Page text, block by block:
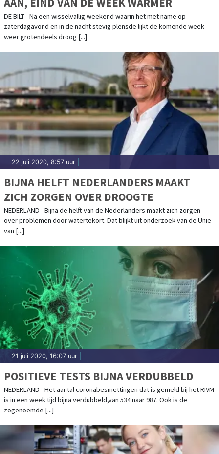
DE BILT - Na een wisselvallig weekend waarin het met name op
zaterdagavond en in de nacht stevig plensde lijkt de komende week
weer grotendeels droog [...]
22 juli 2020, 8:57 uur
BIJNA HELFT NEDERLANDERS MAAKT
ZICH ZORGEN OVER DROOGTE
NEDERLAND - Bijna de helft van de Nederlanders maakt zich zorgen
over problemen door watertekort. Dat blijkt uit onderzoek van de Unie
van [...]
21 juli 2020, 16:07 uur
POSITIEVE TESTS BIJNA VERDUBBELD
NEDERLAND - Het aantal coronabesmettingen dat is gemeld bij het RIVM
is in een week tijd bijna verdubbeld,van 534 naar 987. Ook is de
zogenoemde [...]